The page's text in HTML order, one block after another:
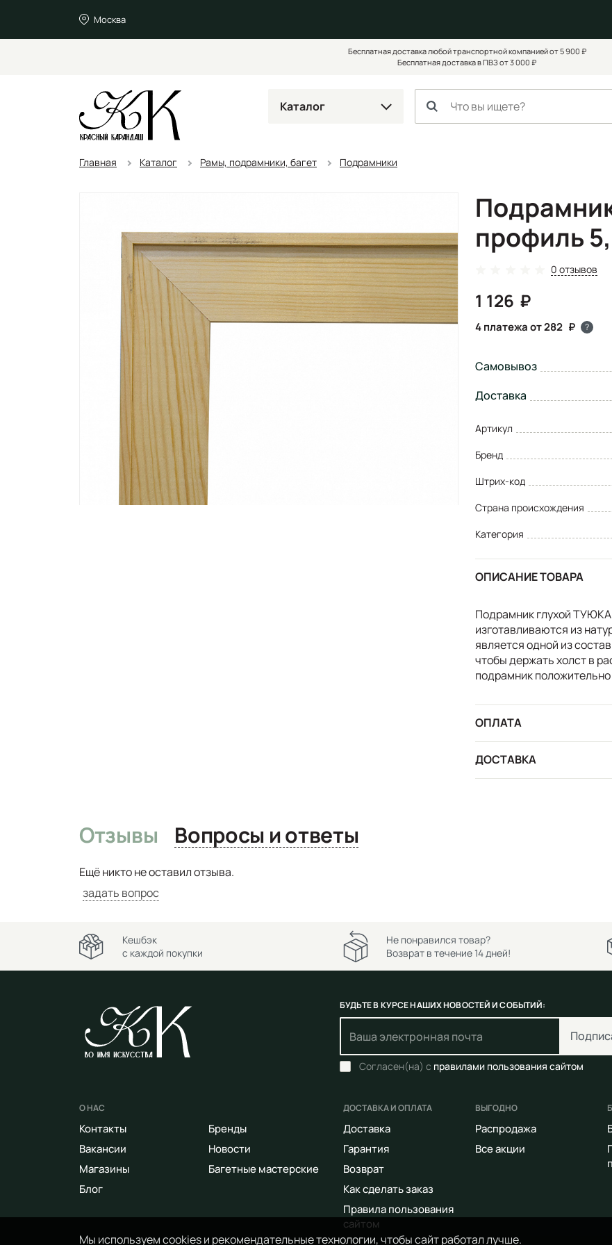
Москва
Бесплатная доставка любой транспортной компанией от 5 900 ₽
Бесплатная доставка в ПВЗ от 3 000 ₽
Каталог
Главная Каталог Рамы, подрамники, багет Подрамники
профиль
0 отзывов
1 126
4 платежа от 282 ?
Самовывоз
Доставка
Артикул
Бренд
Штрих-код
Страна происхождения
Категория
ОПИСАНИЕ ТОВАРА
Подрамник глухой
изготавливаются из
является одной из
чтобы держать холст в
подрамник
ОПЛАТА
ДОСТАВКА
Отзывы Вопросы и ответы
Ещё никто не оставил отзыва.
задать вопрос
Мы используем cookies и рекомендательные технологии, чтобы сайт работал лучше.
Кешбэк
с каждой покупки
Не понравился товар?
Возврат в течение 14 дней!
БУДЬТЕ В КУРСЕ НАШИХ НОВОСТЕЙ И СОБЫТИЙ:
Согласен(на) с правилами пользования сайтом
О НАС
Контакты
Вакансии
Магазины
Блог
Бренды
Новости
Багетные мастерские
ДОСТАВКА И ОПЛАТА
Доставка
Гарантия
Возврат
Как сделать заказ
Правила пользования
сайтом
ВЫГОДНО
Распродажа
Все акции